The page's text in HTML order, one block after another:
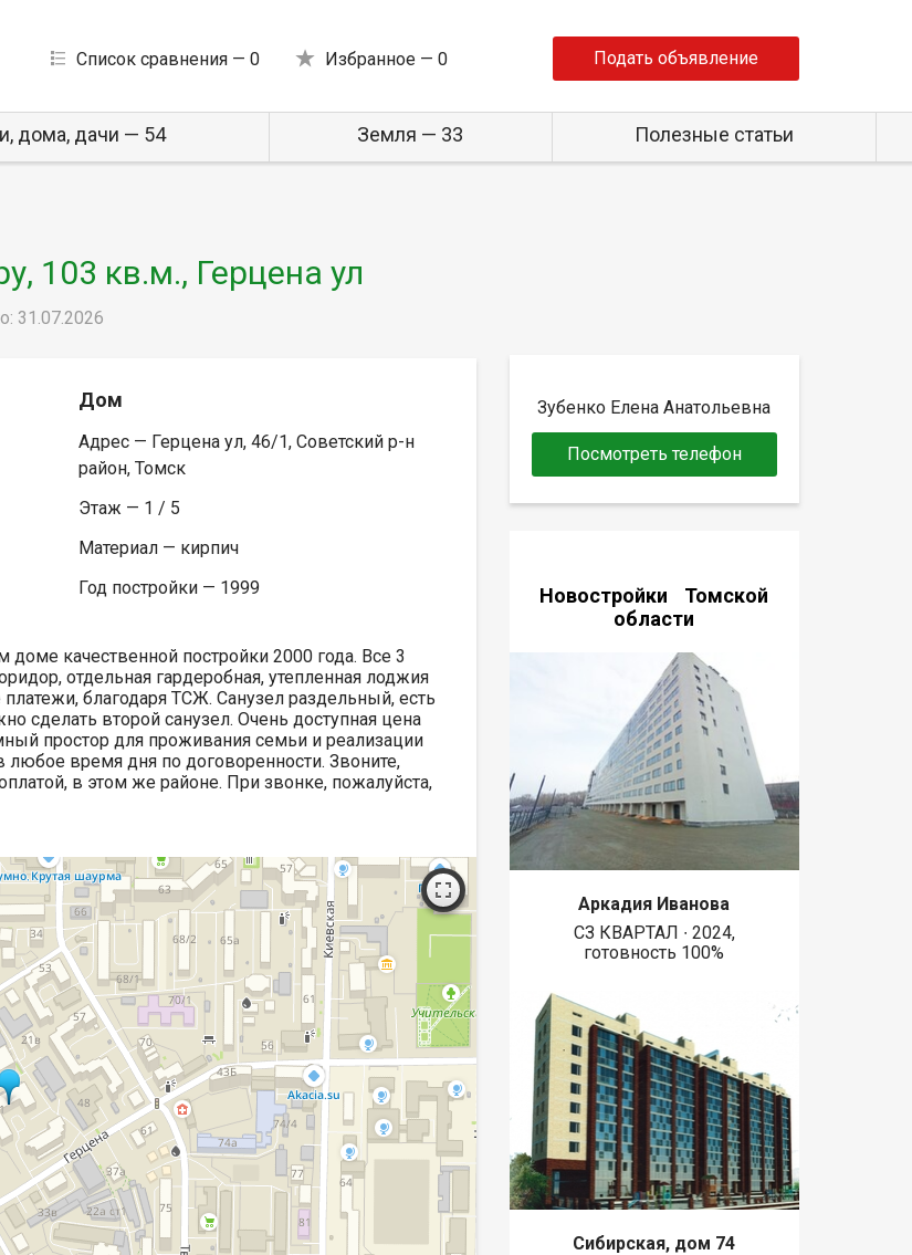
Список сравнения — 0 Избранное — 0 Подать объявление
дома, дачи — 54 Земля — 33 Полезные статьи
103 кв.м., Герцена ул
31.07.2026
Дом
Адрес — Герцена ул, 46/1, Советский р-н
район, Томск
Этаж — 1 / 5
Материал — кирпич
Год постройки — 1999
доме качественной постройки 2000 года. Все 3
отдельная гардеробная, утепленная лоджия
благодаря ТСЖ. Санузел раздельный, есть
сделать второй санузел. Очень доступная цена
простор для проживания семьи и реализации
время дня по договоренности. Звоните,
в этом же районе. При звонке, пожалуйста,
Зубенко Елена Анатольевна
Посмотреть телефон
Новостройки Томской
области
Аркадия Иванова
СЗ КВАРТАЛ ∙ 2024,
готовность 100%
Сибирская, дом 74